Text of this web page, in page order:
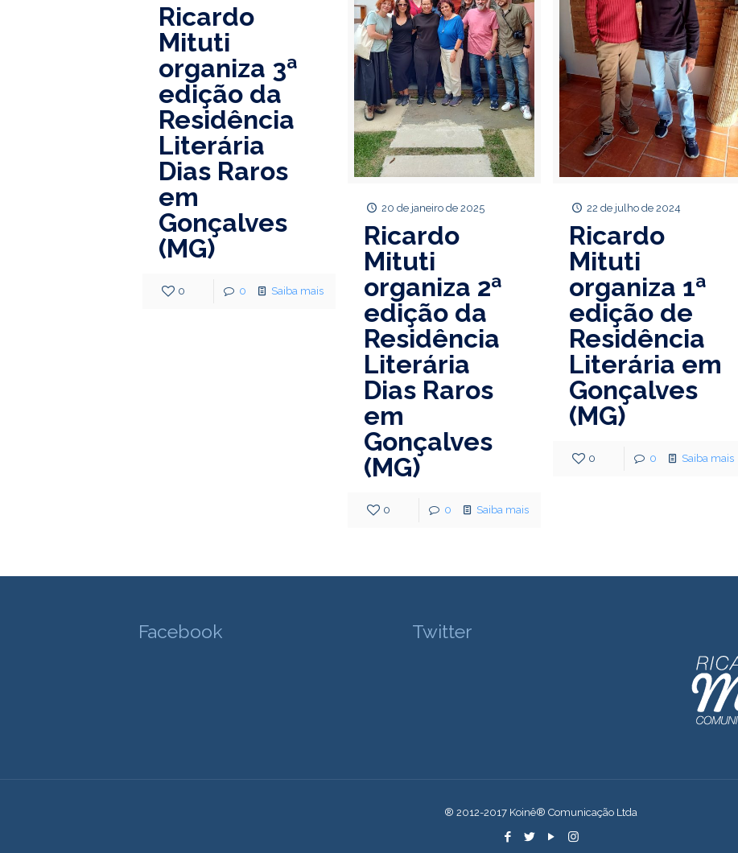
Ricardo
Mituti
organiza 3ª
edição da
Residência
Literária
Dias Raros
em
Gonçalves
(MG)
0 0 Saiba mais
20 de janeiro de 2025
Ricardo
Mituti
organiza 2ª
edição da
Residência
Literária
Dias Raros
em
Gonçalves
(MG)
0 0 Saiba mais
22 de julho de 2024
Ricardo
Mituti
organiza 1ª
edição de
Residência
Literária em
Gonçalves
(MG)
0 0 Saiba mais
Facebook Twitter
® 2012-2017 Koinê® Comunicação Ltda